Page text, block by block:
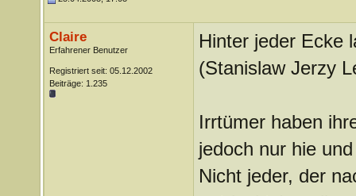
Claire
Erfahrener Benutzer
Registriert seit: 05.12.2002
Beiträge: 1.235
Hinter jeder Ecke
(Stanislaw Jerzy
Irrtümer haben
jedoch nur hie
Nicht jeder, der